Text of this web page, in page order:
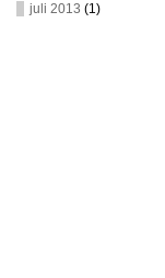
juli 2013 (1)